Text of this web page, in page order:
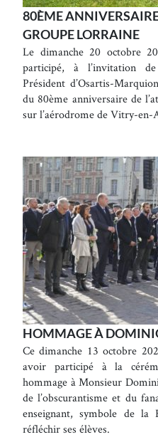
80ÈME
GROUPE LORRAINE
Le dimanche 20 octobre
participé, à l’invitation
Président d’Osartis-
du 80ème anniversaire de
sur l’aérodrome de Vitry-en-
HOMMAGE À
Ce dimanche 13 octobre
avoir participé à la
hommage à Monsieur
de l’obscurantisme et du
enseignant, symbole de
réfléchir ses élèves.